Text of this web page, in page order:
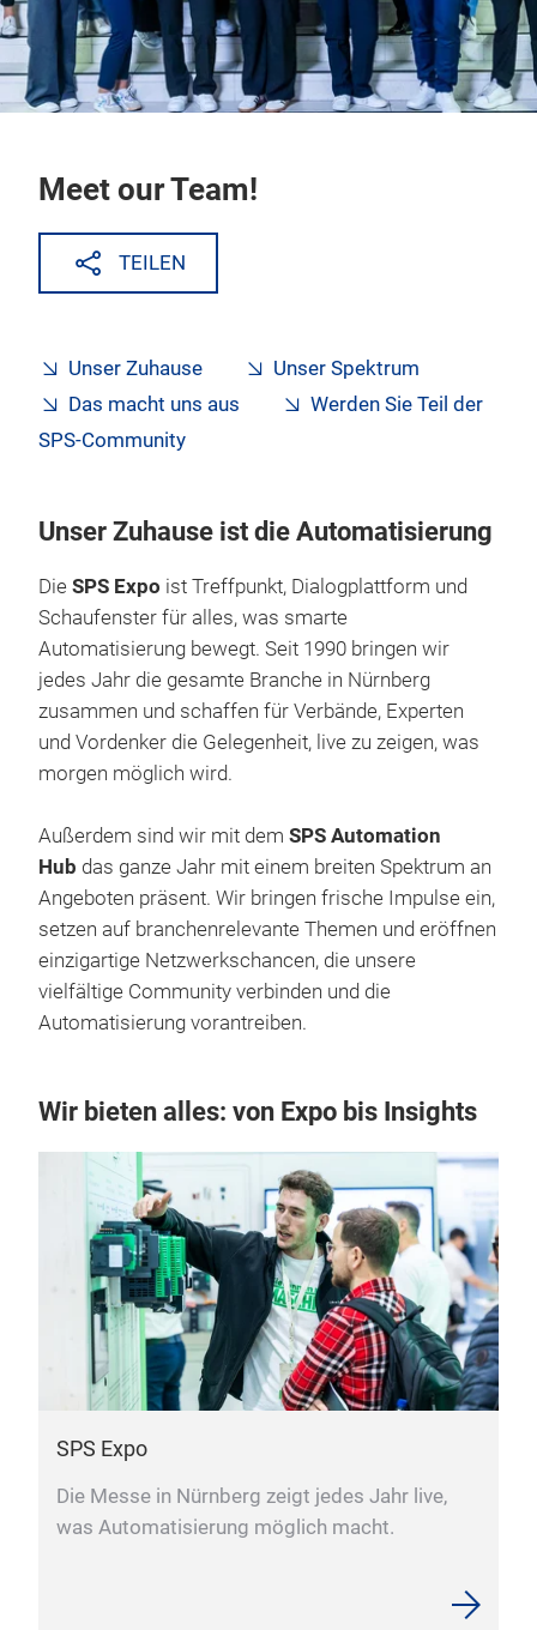
Meet our Team!
TEILEN
Unser Zuhause
Unser Spektrum
Das macht uns aus
Werden Sie Teil der
SPS-Community
Unser Zuhause ist die Automatisierung
Die SPS Expo ist Treffpunkt, Dialogplattform und
Schaufenster für alles, was smarte
Automatisierung bewegt. Seit 1990 bringen wir
jedes Jahr die gesamte Branche in Nürnberg
zusammen und schaffen für Verbände, Experten
und Vordenker die Gelegenheit, live zu zeigen, was
morgen möglich wird.
Außerdem sind wir mit dem SPS Automation
Hub das ganze Jahr mit einem breiten Spektrum an
Angeboten präsent. Wir bringen frische Impulse ein,
setzen auf branchenrelevante Themen und eröffnen
einzigartige Netzwerkschancen, die unsere
vielfältige Community verbinden und die
Automatisierung vorantreiben.
Wir bieten alles: von Expo bis Insights
SPS Expo
Die Messe in Nürnberg zeigt jedes Jahr live,
was Automatisierung möglich macht.